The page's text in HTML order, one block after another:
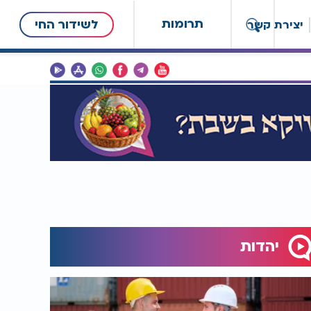
תרומות לשידור החי יצירת קשר
יהדות